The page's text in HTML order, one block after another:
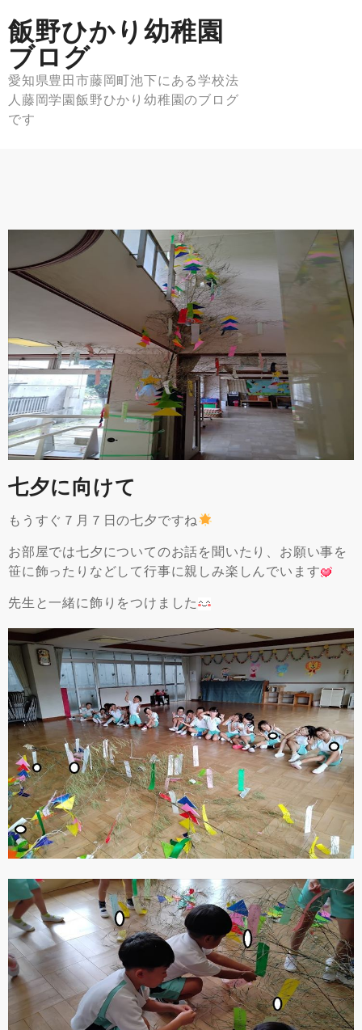
to
content
飯野ひかり幼稚園
ブログ
愛知県豊田市藤岡町池下にある学校法
人藤岡学園飯野ひかり幼稚園のブログ
です
七夕に向けて
もうすぐ７月７日の七夕ですね
お部屋では七夕についてのお話を聞いたり、お願い事を
笹に飾ったりなどして行事に親しみ楽しんでいます
先生と一緒に飾りをつけました